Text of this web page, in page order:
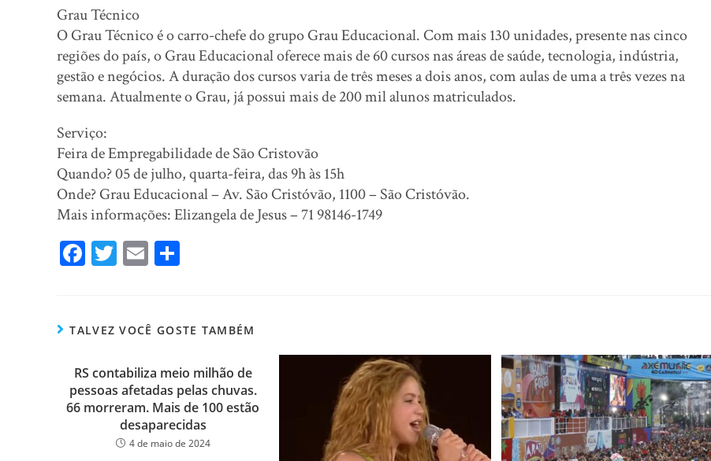
Grau Técnico
O Grau Técnico é o carro-chefe do grupo Grau Educacional. Com mais 130 unidades, presente nas cinco
regiões do país, o Grau Educacional oferece mais de 60 cursos nas áreas de saúde, tecnologia, indústria,
gestão e negócios. A duração dos cursos varia de três meses a dois anos, com aulas de uma a três vezes na
semana. Atualmente o Grau, já possui mais de 200 mil alunos matriculados.
Serviço:
Feira de Empregabilidade de São Cristovão
Quando? 05 de julho, quarta-feira, das 9h às 15h
Onde? Grau Educacional – Av. São Cristóvão, 1100 – São Cristóvão.
Mais informações: Elizangela de Jesus – 71 98146-1749
Fa
ok
T
er
E
TALVEZ VOCÊ GOSTE TAMBÉM
RS contabiliza meio milhão de
pessoas afetadas pelas chuvas.
66 morreram. Mais de 100 estão
desaparecidas
4 de maio de 2024